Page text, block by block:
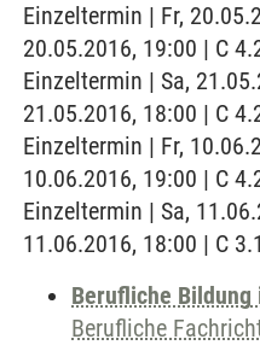
Einzeltermin | Fr,
20.05.2016, 19:00 | C
Einzeltermin | Sa,
21.05.2016, 18:00 | C
Einzeltermin | Fr,
10.06.2016, 19:00 | C
Einzeltermin | Sa,
11.06.2016, 18:00 | C
Berufliche Bildung
Berufliche